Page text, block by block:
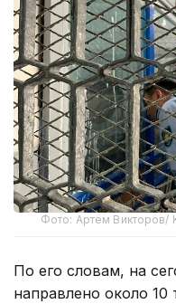
Фото: Артем Викторов/
По его словам, на
направлено около 10